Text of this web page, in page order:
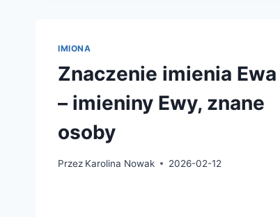
IMIONA
Znaczenie imienia Ewa
– imieniny Ewy, znane
osoby
Przez Karolina Nowak 2026-02-12